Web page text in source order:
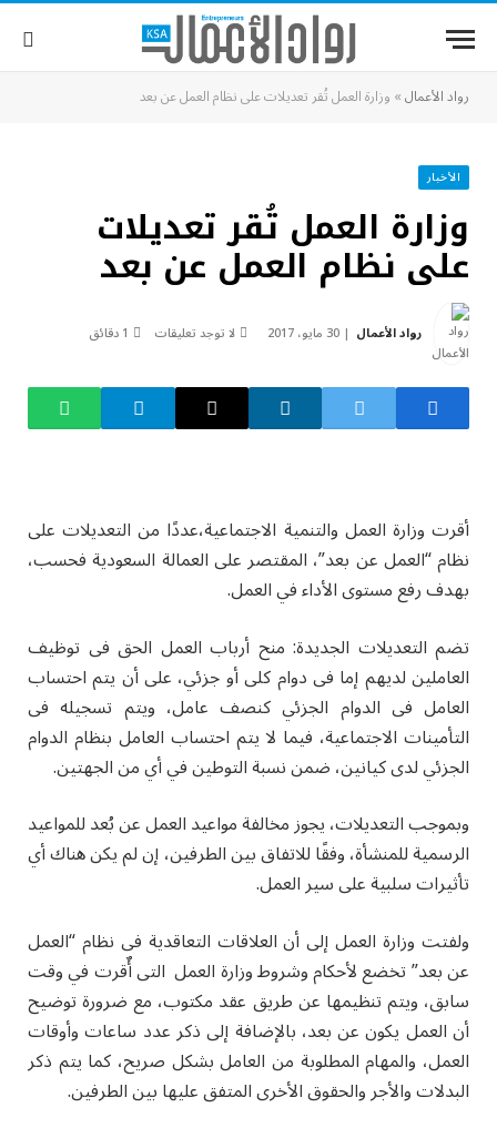
رواد الأعمال» وزارة العمل تُقر تعديلات على نظام العمل عن بعد
الأخبار
وزارة العمل تُقر تعديلات
على نظام العمل عن بعد
رواد الأعمال 30 مايو، 2017 لا توجد تعليقات 1 دقائق
أقرت وزارة العمل والتنمية الاجتماعية،عددًا من التعديلات على
نظام “العمل عن بعد”، المقتصر على العمالة السعودية فحسب،
بهدف رفع مستوى الأداء في العمل.
تضم التعديلات الجديدة: منح أرباب العمل الحق فى توظيف
العاملين لديهم إما فى دوام كلى أو جزئي، على أن يتم احتساب
العامل فى الدوام الجزئي كنصف عامل، ويتم تسجيله فى
التأمينات الاجتماعية، فيما لا يتم احتساب العامل بنظام الدوام
الجزئي لدى كيانين، ضمن نسبة التوطين في أي من الجهتين.
وبموجب التعديلات، يجوز مخالفة مواعيد العمل عن بُعد للمواعيد
الرسمية للمنشأة، وفقًا للاتفاق بين الطرفين، إن لم يكن هناك أي
تأثيرات سلبية على سير العمل.
ولفتت وزارة العمل إلى أن العلاقات التعاقدية فى نظام “العمل
عن بعد” تخضع لأحكام وشروط وزارة العمل التى أٌقرت في وقت
سابق، ويتم تنظيمها عن طريق عقد مكتوب، مع ضرورة توضيح
أن العمل يكون عن بعد، بالإضافة إلى ذكر عدد ساعات وأوقات
العمل، والمهام المطلوبة من العامل بشكل صريح، كما يتم ذكر
البدلات والأجر والحقوق الأخرى المتفق عليها بين الطرفين.